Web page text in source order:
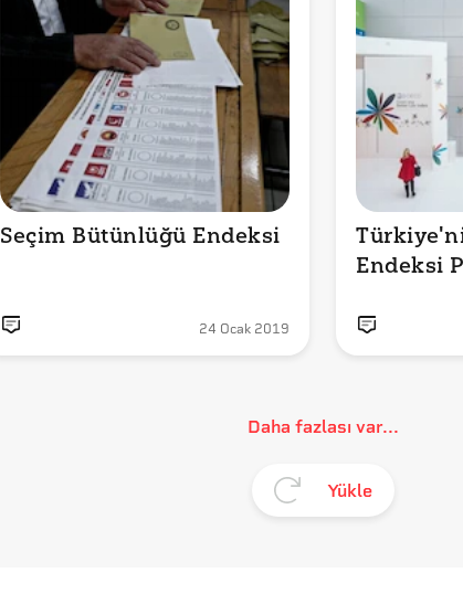
Seçim Bütünlüğü Endeksi
24 Ocak 2019
Endeksi
Daha fazlası var...
Yükle